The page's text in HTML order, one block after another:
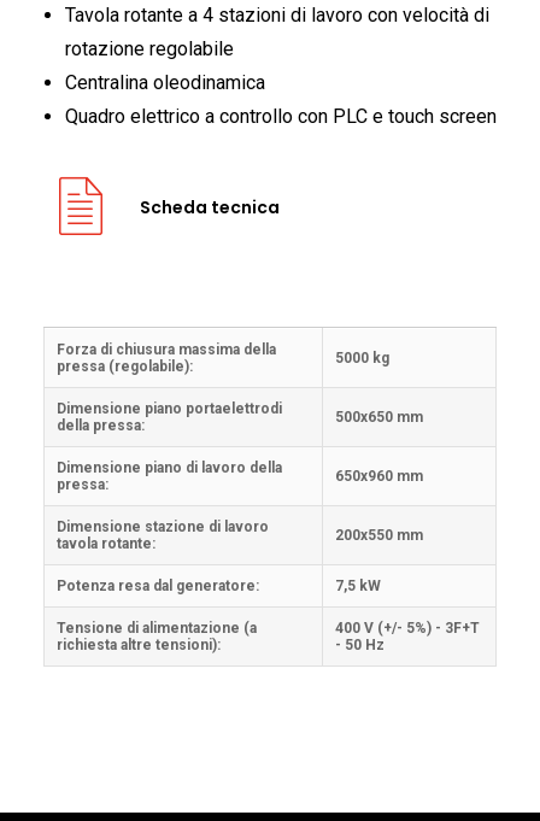
Tavola rotante a 4 stazioni di lavoro con velocità di
rotazione regolabile
Centralina oleodinamica
Quadro elettrico a controllo con PLC e touch screen
Scheda tecnica
Forza di chiusura massima della
pressa (regolabile):
5000 kg
Dimensione piano portaelettrodi
della pressa:
500x650 mm
Dimensione piano di lavoro della
pressa:
650x960 mm
Dimensione stazione di lavoro
tavola rotante:
200x550 mm
Potenza resa dal generatore: 7,5 kW
Tensione di alimentazione (a
richiesta altre tensioni):
400 V (+/- 5%) - 3F+T
- 50 Hz